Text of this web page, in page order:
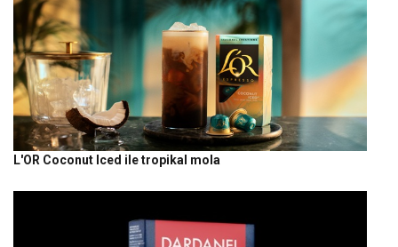
L'OR Coconut Iced ile tropikal mola